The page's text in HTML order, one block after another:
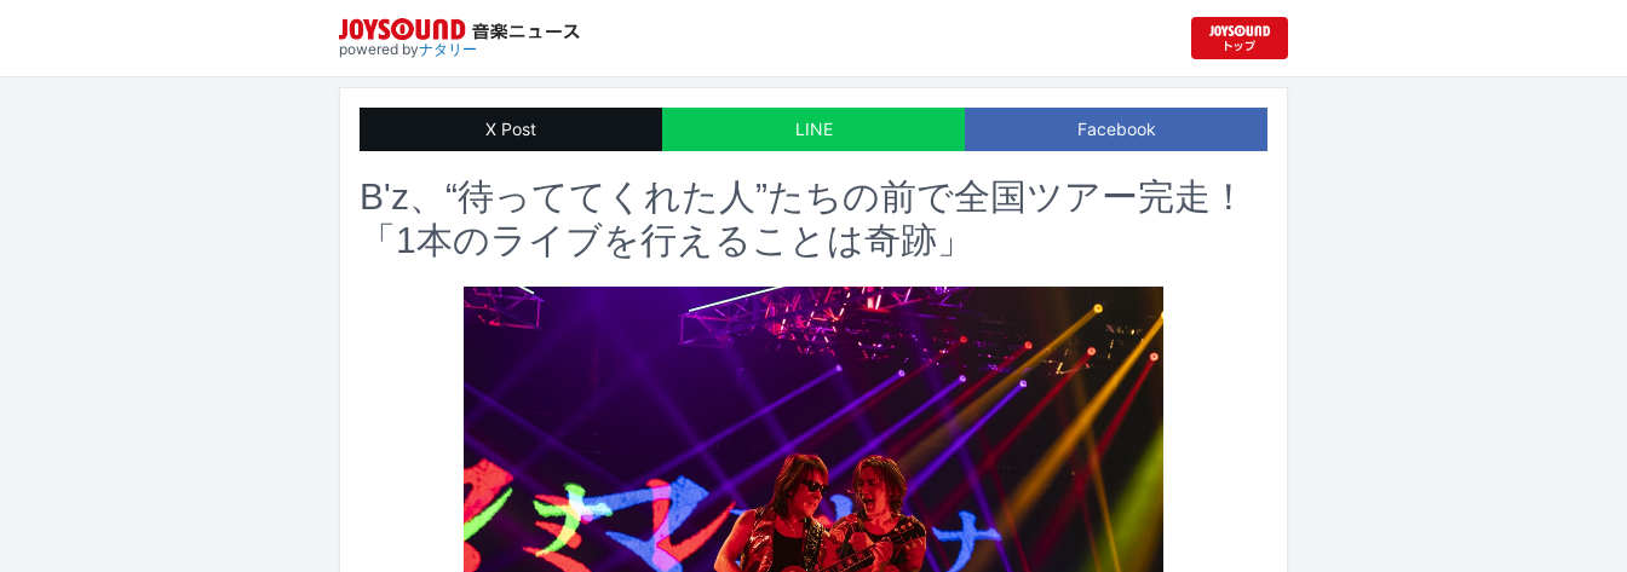
powered byナタリー
X Post LINE Facebook
B'z、“待っててくれた人”たちの前で全国ツアー完走！
「1本のライブを行えることは奇跡」